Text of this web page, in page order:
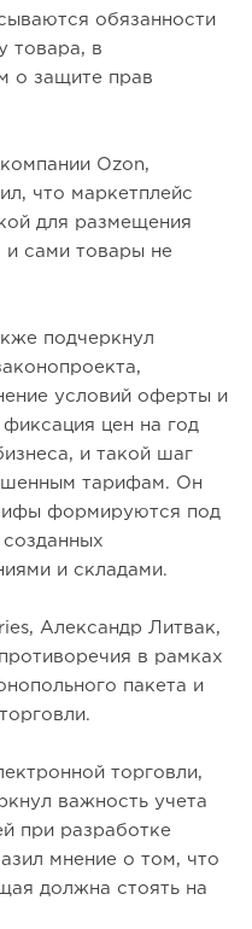
обязанности
товара, в
о защите прав
Ozon,
что маркетплейс
для размещения
и сами товары не
подчеркнул
условий оферты и
фиксация цен на год
и такой шаг
тарифам. Он
формируются под
и складами.
Александр Литвак,
в рамках
пакета и
торговли,
важность учета
при разработке
мнение о том, что
должна стоять на